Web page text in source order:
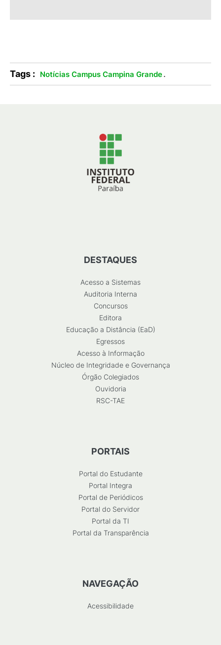
Tags : Notícias Campus Campina Grande.
DESTAQUES
Acesso a Sistemas
Auditoria Interna
Concursos
Editora
Educação a Distância (EaD)
Egressos
Acesso à Informação
Núcleo de Integridade e Governança
Órgão Colegiados
Ouvidoria
RSC-TAE
PORTAIS
Portal do Estudante
Portal Integra
Portal de Periódicos
Portal do Servidor
Portal da TI
Portal da Transparência
NAVEGAÇÃO
Acessibilidade